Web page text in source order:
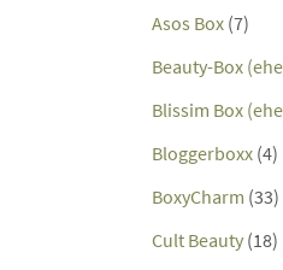
Asos Box (7)
Beauty-Box
Blissim Box
Bloggerboxx (4)
BoxyCharm (33)
Cult Beauty (18)